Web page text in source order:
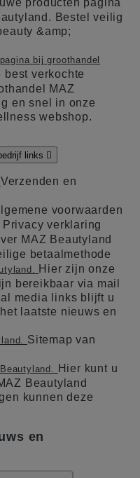
producten pagina
Bestel veilig
&amp;
bij groothandel
best verkochte
MAZ
en snel in onze
webshop.
links 
Verzenden en
voorwaarden
Privacy verklaring
MAZ Beautyland
betaalmethode
Hier zijn onze
bereikbaar via mail
media links blijft u
laatste nieuws en
Sitemap van
Hier kunt u
Beautyland
kunnen deze
en